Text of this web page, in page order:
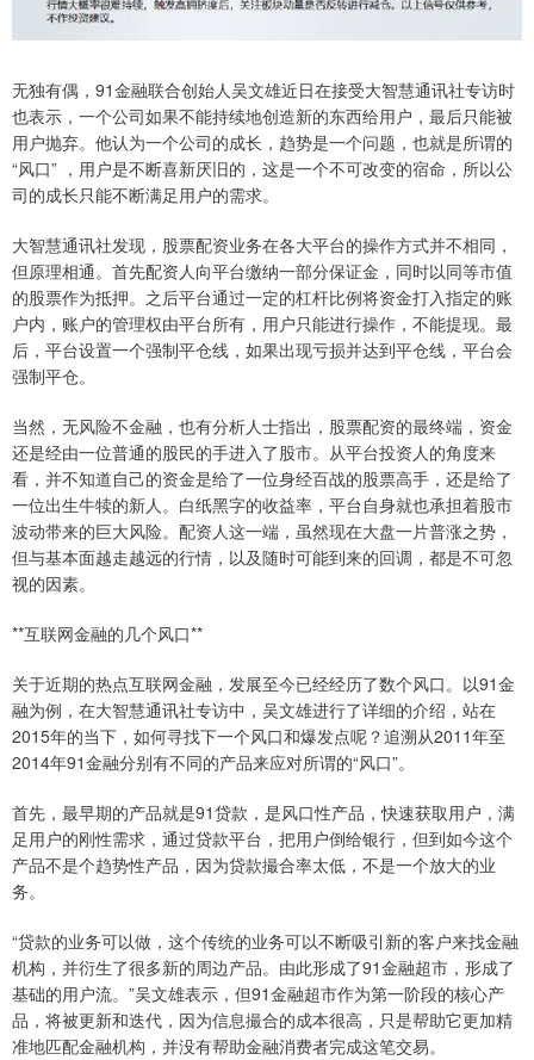
无独有偶，91金融联合创始人吴文雄近日在接受大智慧通讯社专访时
也表示，一个公司如果不能持续地创造新的东西给用户，最后只能被
用户抛弃。他认为一个公司的成长，趋势是一个问题，也就是所谓的
“风口” ，用户是不断喜新厌旧的，这是一个不可改变的宿命，所以公
司的成长只能不断满足用户的需求。
大智慧通讯社发现，股票配资业务在各大平台的操作方式并不相同，
但原理相通。首先配资人向平台缴纳一部分保证金，同时以同等市值
的股票作为抵押。之后平台通过一定的杠杆比例将资金打入指定的账
户内，账户的管理权由平台所有，用户只能进行操作，不能提现。最
后，平台设置一个强制平仓线，如果出现亏损并达到平仓线，平台会
强制平仓。
当然，无风险不金融，也有分析人士指出，股票配资的最终端，资金
还是经由一位普通的股民的手进入了股市。从平台投资人的角度来
看，并不知道自己的资金是给了一位身经百战的股票高手，还是给了
一位出生牛犊的新人。白纸黑字的收益率，平台自身就也承担着股市
波动带来的巨大风险。配资人这一端，虽然现在大盘一片普涨之势，
但与基本面越走越远的行情，以及随时可能到来的回调，都是不可忽
视的因素。
**互联网金融的几个风口**
关于近期的热点互联网金融，发展至今已经经历了数个风口。以91金
融为例，在大智慧通讯社专访中，吴文雄进行了详细的介绍，站在
2015年的当下，如何寻找下一个风口和爆发点呢？追溯从2011年至
2014年91金融分别有不同的产品来应对所谓的“风口”。
首先，最早期的产品就是91贷款，是风口性产品，快速获取用户，满
足用户的刚性需求，通过贷款平台，把用户倒给银行，但到如今这个
产品不是个趋势性产品，因为贷款撮合率太低，不是一个放大的业
务。
“贷款的业务可以做，这个传统的业务可以不断吸引新的客户来找金融
机构，并衍生了很多新的周边产品。由此形成了91金融超市，形成了
基础的用户流。”吴文雄表示，但91金融超市作为第一阶段的核心产
品，将被更新和迭代，因为信息撮合的成本很高，只是帮助它更加精
准地匹配金融机构，并没有帮助金融消费者完成这笔交易。